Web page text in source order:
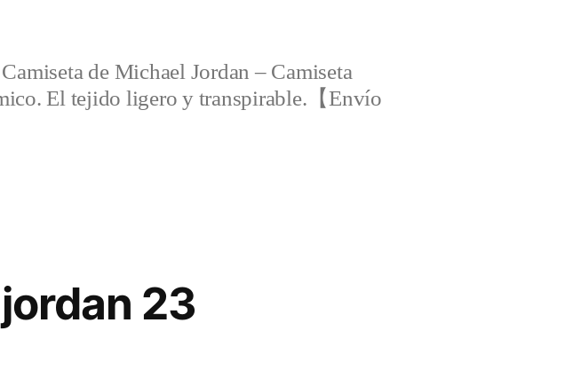
Camiseta de Michael Jordan – Camiseta
El tejido ligero y transpirable.【Envío
23